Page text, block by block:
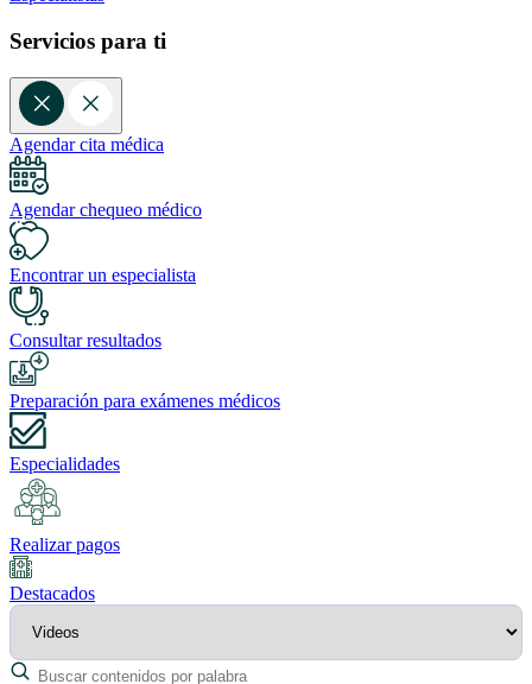
Servicios para ti
Agendar cita médica
Agendar chequeo médico
Encontrar un especialista
Consultar resultados
Preparación para exámenes médicos
Especialidades
Realizar pagos
Destacados